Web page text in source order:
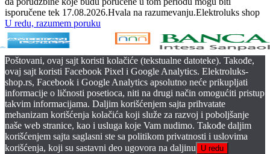
isporučene tek 17.08.2026.Hvala na razumevanju.Elektroluks shop
U redu, razumem poruku
Poštovani, ovaj sajt koristi kolačiće (tekstualne datoteke). Takođe,
ovaj sajt koristi Facebook Pixel i Google Analytics. Elektroluks-
shop.rs, Facebook i Google Analytics apsolutno neće prikupljati
informacije o ličnosti posetioca, niti na drugi način omogućiti pristup
takvim informacijama. Daljim korišćenjem sajta prihvatate
mehanizam korišćenja kolačića koji služe za razvoj i poboljšanje
naše web stranice, kao i usluga koje Vam nudimo. Takođe daljim
korišćenjem sajta saglasni ste sa politikom privatnosti i uslovima
korišćenja, koji su sastavni deo ugovora na daljinu
U redu